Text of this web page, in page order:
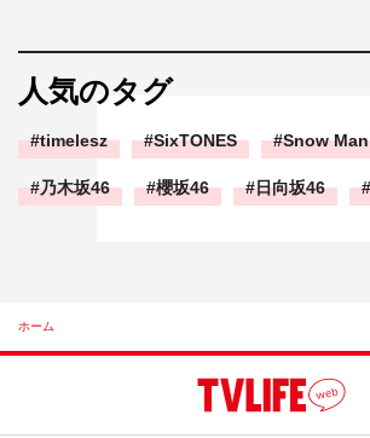
人気のタグ
timelesz SixTONES Snow Man
乃木坂46 櫻坂46 日向坂46
ホーム